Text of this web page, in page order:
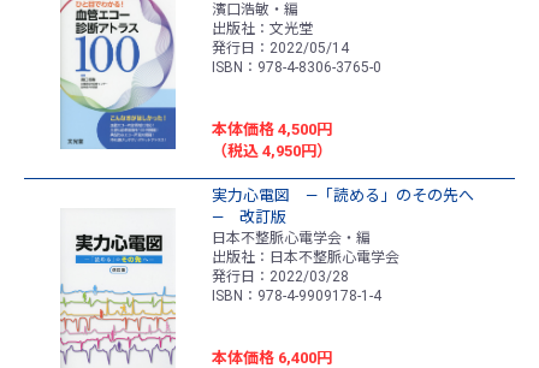
濱口浩敏・編
出版社：文光堂
発行日：2022/05/14
ISBN：978-4-8306-3765-0
本体価格 4,500円
（税込 4,950円）
実力心電図 ―「読める」のその先へ
― 改訂版
日本不整脈心電学会・編
出版社：日本不整脈心電学会
発行日：2022/03/28
ISBN：978-4-9909178-1-4
本体価格 6,400円